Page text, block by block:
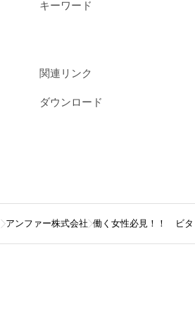
キーワード
関連リンク
ダウンロード
アンファー株式会社 働く女性必見！！ ビタ